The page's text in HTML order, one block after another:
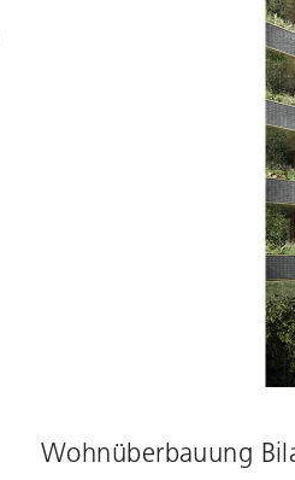
Wohnüberbauung